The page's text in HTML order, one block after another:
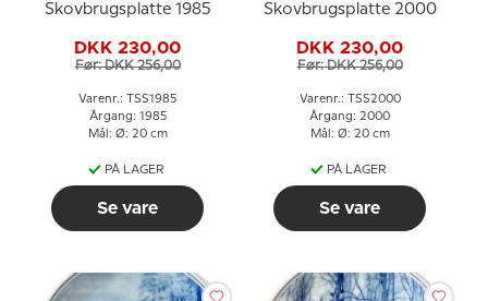
Skovbrugsplatte 1985
DKK 230,00
Før: DKK 256,00
Varenr.: TSS1985
Årgang: 1985
Mål: Ø: 20 cm
PÅ LAGER
Se vare
Skovbrugsplatte 2000
DKK 230,00
Før: DKK 256,00
Varenr.: TSS2000
Årgang: 2000
Mål: Ø: 20 cm
PÅ LAGER
Se vare